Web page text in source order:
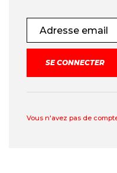
Adresse email
Vous n'avez pas de